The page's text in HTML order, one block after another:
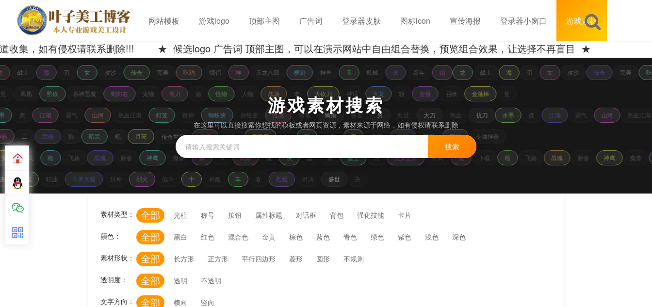
网站模板 游戏logo 顶部主图 广告词 登录器皮肤 图标icon 宣传海报 登录器小窗口 游戏素材
集，如有侵权请联系删除!!! ★ 候选logo 广告词 顶部主图，可以在演示网站中自由组合替换，预览组合效果，让选择不再盲目 ★
战士 海 刃 女 攻沙 传奇 完美 吃鸡 情侣 神 天龙八部 横剑 神兽 天 机械 火 新年 山 龙 战士 海 刃 女 攻沙 传奇 完美
荒 凤凰 劈砍 杀神恶魔 剑向右 宠物 弯刀 酒 怪物 人物 战场 老 大砍刀 神话 火龙 斩 金箍 召唤 金箍棒 荒
虎 江湖 霸气 山河 热血江湖 灯笼 财神 蜘蛛侠 孙悟空 性感 蜡笔 犄角 侠客 男 乱世 大刀 热血 抗刀 水墨 虎 江湖 霸气 山河 热血江湖
器 二 武器 狼 暗黑 机 月亮 传奇世界 幻想 特效 无限刀 如 龍 古装 刀 恶魔 战舰 荷花 三国 专属神器
鬼 下载 枪 飞扬 战魂 新春 神鹰 魔兽 杀 琴 武林 魔 侠 国 箭 星王 河 完美世界 神剑 鬼 下载 枪 飞扬 战魂 新春 神鹰 魔兽
决 攻城 职业 斗罗大陆 封神 烈火 战斗 十 神魔 车 春 烈焰 对决 盛世 决
游戏素材搜索
在这里可以直接搜索你想找的模板或者网页资源，素材来源于网络，如有侵权请联系删除
搜索
素材类型： 全部 光柱 称号 按钮 属性标题 对话框 背包 强化技能 卡片
颜色： 全部 黑白 红色 混合色 金黄 棕色 蓝色 青色 绿色 紫色 浅色 深色
素材形状： 全部 长方形 正方形 平行四边形 菱形 圆形 不规则
透明度： 全部 透明 不透明
文字方向： 全部 横向 竖向